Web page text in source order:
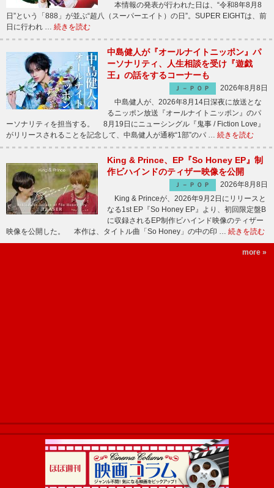
本情報の発表が行われた日は、“令和8年8月8
日”という「888」が並ぶ“超八（スーパーエイト）の日”。SUPER EIGHTは、前
日に行われ … 続きを読む
中島健人が『オールナイトニッポン』パ
ーソナリティ、人生相談を受け『遊戯
王』の話をするコーナーも
Ｊ－ＰＯＰ
2026年8月8日
中島健人が、2026年8月14日深夜に放送とな
るニッポン放送『オールナイトニッポン』のパ
ーソナリティを担当する。 8月19日にニューシングル『鬼事 / Fiction Love』
がリリースされることを記念して、中島健人が通称“1部”のパ … 続きを読む
King & Prince、EP『So Honey EP』制
作ビハインドのティザー映像を公開
Ｊ－ＰＯＰ
2026年8月8日
King & Princeが、2026年9月2日にリリースと
なる1st EP『So Honey EP』より、初回限定盤B
に収録されるEP制作ビハインド映像のティザー
映像を公開した。 本作は、タイトル曲「So Honey」の中の印 … 続きを読む
more »